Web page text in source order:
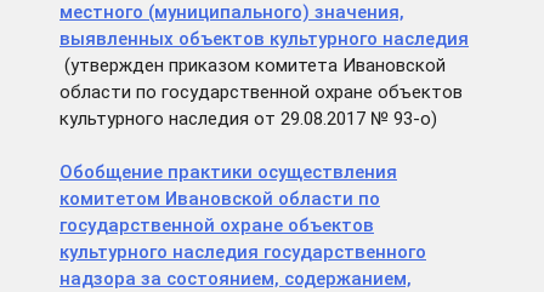
местного (муниципального) значения,
выявленных объектов культурного наследия
(утвержден приказом комитета Ивановской
области по государственной охране объектов
культурного наследия от 29.08.2017 № 93-о)
Обобщение практики осуществления
комитетом Ивановской области по
государственной охране объектов
культурного наследия государственного
надзора за состоянием, содержанием,